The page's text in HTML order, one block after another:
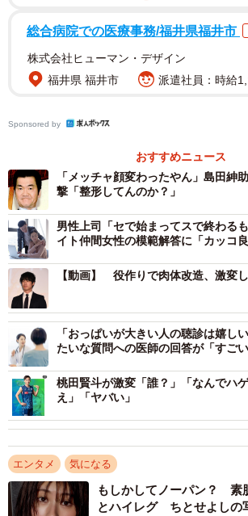
総合病院での医療事務/福井県福井市
株式会社ヒューマン・デザイン
福井県 福井市
派遣社員：時給
Sponsored by
おすすめニュース
「メッチャ顔変わったやん」島田紳
撃「整形してんのか？」
男性上司「セで始まってスで終わる
イト仲間女性の模範解答に「カッコ
【動画】 役作りで肉体改造、激変
「おっぱいが大きい人の聴診は嬉し
たいな質問への医師の回答が「すご
桃田賢斗が激変「誰？」「なんでハ
え」「ヤバい」
エンタメ 気になる
もしかしてノーパン？ 素
とハイレグ ちとせよしの